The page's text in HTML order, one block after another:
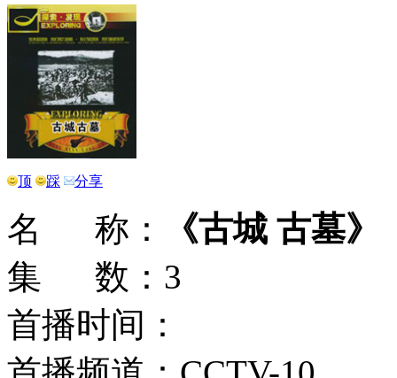
顶 踩 分享
名 称：
《古城 古墓》
集 数：3
首播时间：